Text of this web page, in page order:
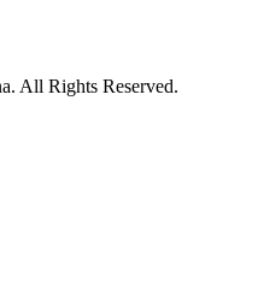
All Rights Reserved.